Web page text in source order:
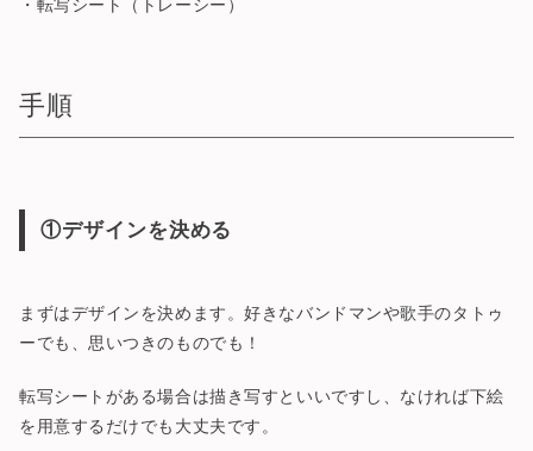
・転写シート（トレーシー）
手順
①デザインを決める
まずはデザインを決めます。好きなバンドマンや歌手のタトゥ
ーでも、思いつきのものでも！
転写シートがある場合は描き写すといいですし、なければ下絵
を用意するだけでも大丈夫です。